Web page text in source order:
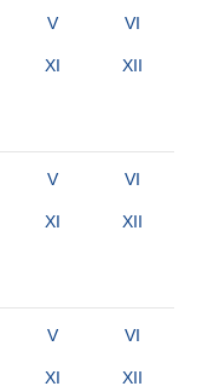
V VI
XI XII
V VI
XI XII
V VI
XI XII